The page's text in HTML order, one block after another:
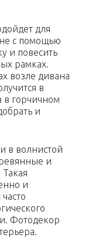
для
с помощью
и повесить
рамках.
возле дивана
в
в горчичном
и
в волнистой
и
и
Фотодекор